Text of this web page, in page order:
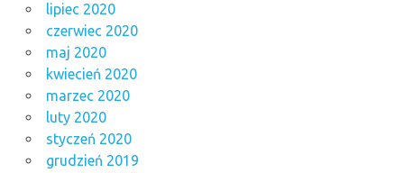
lipiec 2020
czerwiec 2020
maj 2020
kwiecień 2020
marzec 2020
luty 2020
styczeń 2020
grudzień 2019